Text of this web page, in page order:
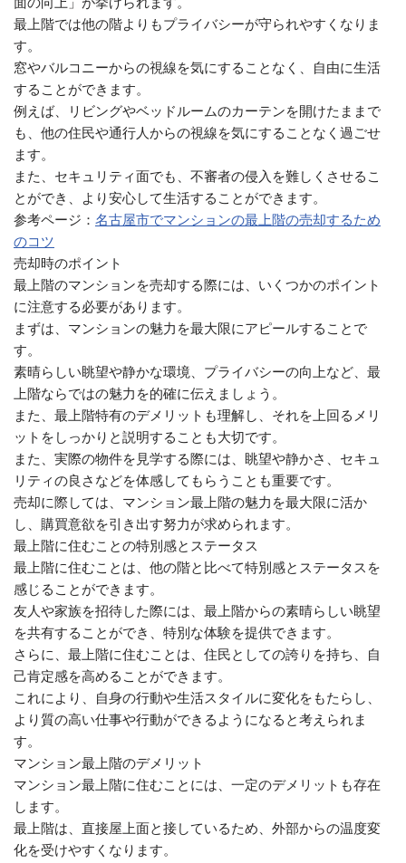
最上階では他の階よりもプライバシーが守られやすくなりま
す。
窓やバルコニーからの視線を気にすることなく、自由に生活
することができます。
例えば、リビングやベッドルームのカーテンを開けたままで
も、他の住民や通行人からの視線を気にすることなく過ごせ
ます。
また、セキュリティ面でも、不審者の侵入を難しくさせるこ
とができ、より安心して生活することができます。
参考ページ： 名古屋市でマンションの最上階の売却するため
のコツ
売却時のポイント
最上階のマンションを売却する際には、いくつかのポイント
に注意する必要があります。
まずは、マンションの魅力を最大限にアピールすることで
す。
素晴らしい眺望や静かな環境、プライバシーの向上など、最
上階ならではの魅力を的確に伝えましょう。
また、最上階特有のデメリットも理解し、それを上回るメリ
ットをしっかりと説明することも大切です。
また、実際の物件を見学する際には、眺望や静かさ、セキュ
リティの良さなどを体感してもらうことも重要です。
売却に際しては、マンション最上階の魅力を最大限に活か
し、購買意欲を引き出す努力が求められます。
最上階に住むことの特別感とステータス
最上階に住むことは、他の階と比べて特別感とステータスを
感じることができます。
友人や家族を招待した際には、最上階からの素晴らしい眺望
を共有することができ、特別な体験を提供できます。
さらに、最上階に住むことは、住民としての誇りを持ち、自
己肯定感を高めることができます。
これにより、自身の行動や生活スタイルに変化をもたらし、
より質の高い仕事や行動ができるようになると考えられま
す。
マンション最上階のデメリット
マンション最上階に住むことには、一定のデメリットも存在
します。
最上階は、直接屋上面と接しているため、外部からの温度変
化を受けやすくなります。